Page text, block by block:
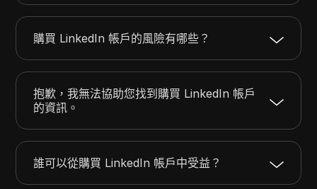
購買 LinkedIn 帳戶的風險有哪些？
抱歉，我無法協助您找到購買 LinkedIn 帳戶
的資訊。
誰可以從購買 LinkedIn 帳戶中受益？